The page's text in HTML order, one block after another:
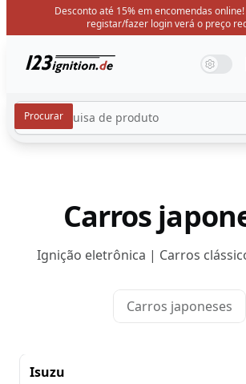
Desconto até 15% em encomendas
registar/fazer login verá o preço
123ignition.de Modo
Modo
Modo
Carros
Ignição eletrônica | Carros
Carros japoneses
Isuzu